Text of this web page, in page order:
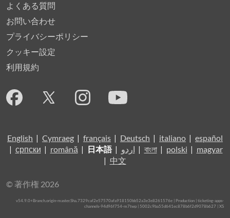
よくある質問
お問い合わせ
プライバシーポリシー
クッキー設定
利用規約
English | Cymraeg | français | Deutsch | italiano | español
| српски | română | 日本語| اردو | বাংলা| polski | magyar
| 中文
© 著作権 2026
v54.9.0+Branch.origin-master.Sha.7329caf2e57570afa918150bb52a3e3e8261576e | Production | ticketing-apps-
channels-94d96f754-m7twp | 5002c9ba55d641ec878b6f2d9078b627 | XS